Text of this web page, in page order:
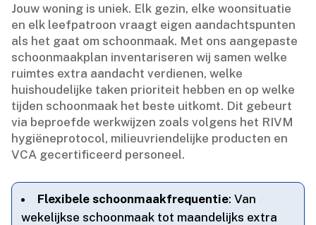
Jouw woning is uniek.​ Elk gezin, elke woonsituatie
en elk leefpatroon vraagt eigen aandachtspunten
als het gaat om schoonmaak.​ Met ons aangepaste
schoonmaakplan inventariseren wij samen welke
ruimtes extra aandacht verdienen, welke
huishoudelijke taken prioriteit hebben en op welke
tijden schoonmaak het beste uitkomt.​ Dit gebeurt
via beproefde werkwijzen zoals volgens het RIVM
hygiëneprotocol, milieuvriendelijke producten en
VCA gecertificeerd personeel.​
Flexibele schoonmaakfrequentie: Van
wekelijkse schoonmaak tot maandelijks extra